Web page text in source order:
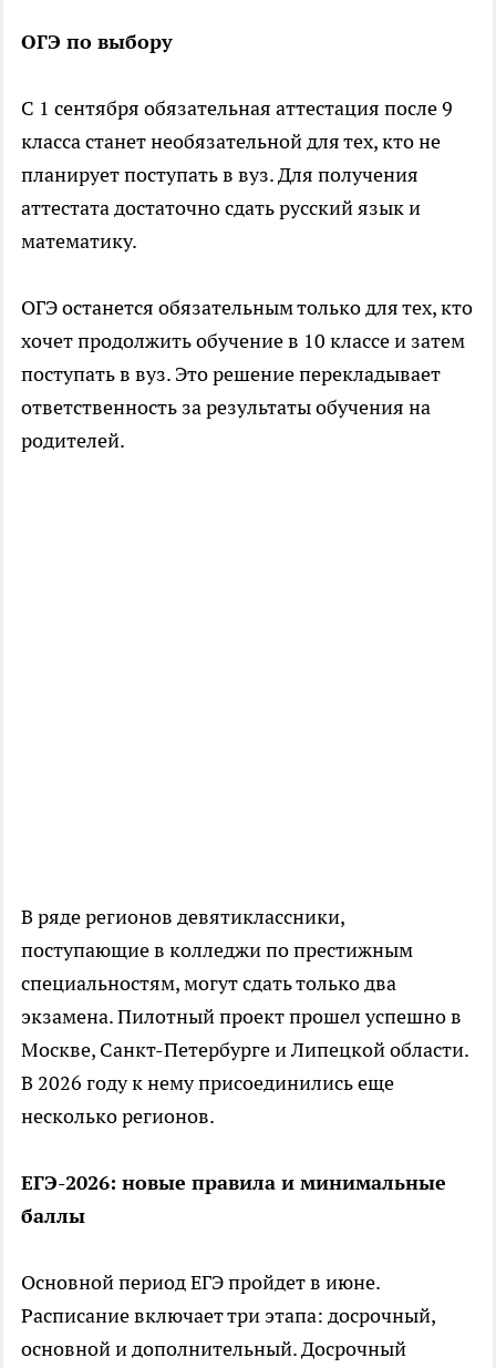
ОГЭ по выбору
С 1 сентября обязательная аттестация после 9
класса станет необязательной для тех, кто не
планирует поступать в вуз. Для получения
аттестата достаточно сдать русский язык и
математику.
ОГЭ останется обязательным только для тех, кто
хочет продолжить обучение в 10 классе и затем
поступать в вуз. Это решение перекладывает
ответственность за результаты обучения на
родителей.
В ряде регионов девятиклассники,
поступающие в колледжи по престижным
специальностям, могут сдать только два
экзамена. Пилотный проект прошел успешно в
Москве, Санкт-Петербурге и Липецкой области.
В 2026 году к нему присоединились еще
несколько регионов.
ЕГЭ-2026: новые правила и минимальные
баллы
Основной период ЕГЭ пройдет в июне.
Расписание включает три этапа: досрочный,
основной и дополнительный. Досрочный